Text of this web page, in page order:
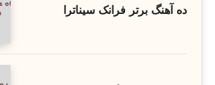
ده آهنگ برتر فرانک سیناترا